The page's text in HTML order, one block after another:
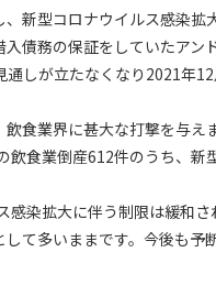
新型コロナウイルス感染
債務の保証をしていたア
しが立たなくなり2021年
食業界に甚大な打撃を与
飲食業倒産612件のうち、
感染拡大に伴う制限は緩和
して多いままです。今後も